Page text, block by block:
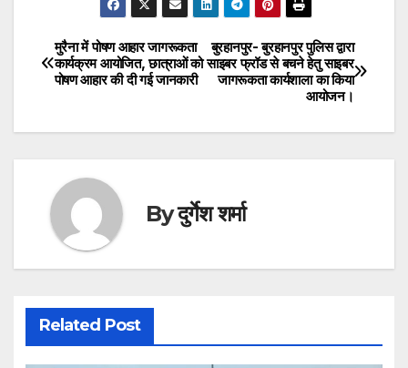
Post
navigation
बुरहानपुर- बुरहानपुर पुलिस द्वारा
साइबर फ्रॉड से बचने हेतु साइबर
जागरूकता कार्यशाला का किया
आयोजन।
मुरैना में पोषण आहार जागरूकता
कार्यक्रम आयोजित, छात्राओं को
पोषण आहार की दी गई जानकारी
Byदुर्गेश शर्मा
Related Post